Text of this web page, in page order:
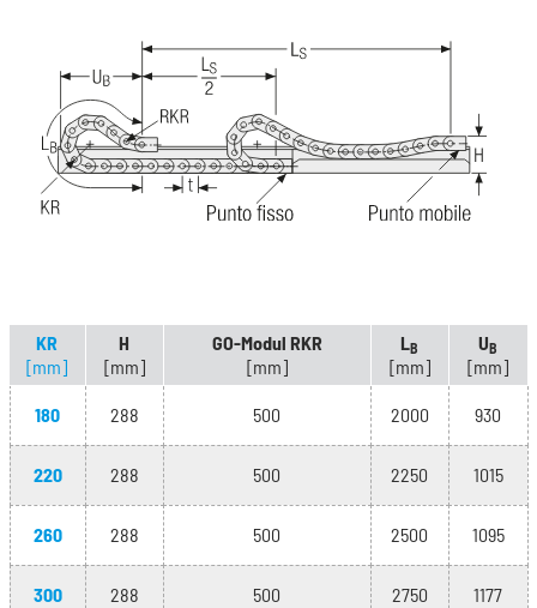
KR
[mm]
H
[mm]
GO-Modul RKR
[mm]
LB
[mm]
UB
[mm]
180 288 500 2000 930
220 288 500 2250 1015
260 288 500 2500 1095
300 288 500 2750 1177